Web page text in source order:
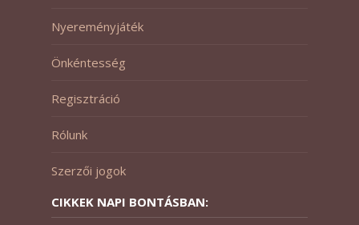
Nyereményjáték
Önkéntesség
Regisztráció
Rólunk
Szerzői jogok
CIKKEK NAPI BONTÁSBAN: